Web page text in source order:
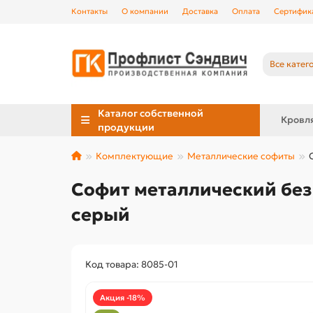
Контакты О компании Доставка Оплата
Все
Каталог собственной
продукции
Комплектующие Металлические софиты
Софит металлический
серый
Код товара: 8085-01
Акция -18%